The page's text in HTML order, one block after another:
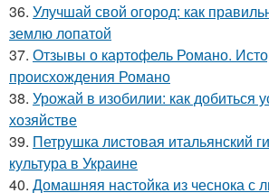
36. Улучшай свой огород: как
землю лопатой
37. Отзывы о картофель Романо.
происхождения Романо
38. Урожай в изобилии: как добиться
хозяйстве
39. Петрушка листовая итальянский
культура в Украине
40. Домашняя настойка из чеснока с